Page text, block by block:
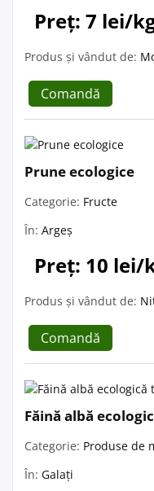
Preț: 7 lei/
Produs și vândut de:
Comandă
Prune ecologice
Categorie: Fructe
În: Argeș
Preț: 10 lei/
Produs și vândut de:
Comandă
Făină albă
Categorie: Produse de
În: Galați